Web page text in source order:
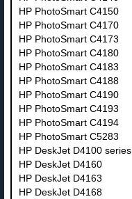
HP PhotoSmart C4150
HP PhotoSmart C4170
HP PhotoSmart C4173
HP PhotoSmart C4180
HP PhotoSmart C4183
HP PhotoSmart C4188
HP PhotoSmart C4190
HP PhotoSmart C4193
HP PhotoSmart C4194
HP PhotoSmart C5283
HP DeskJet D4100 series
HP DeskJet D4160
HP DeskJet D4163
HP DeskJet D4168